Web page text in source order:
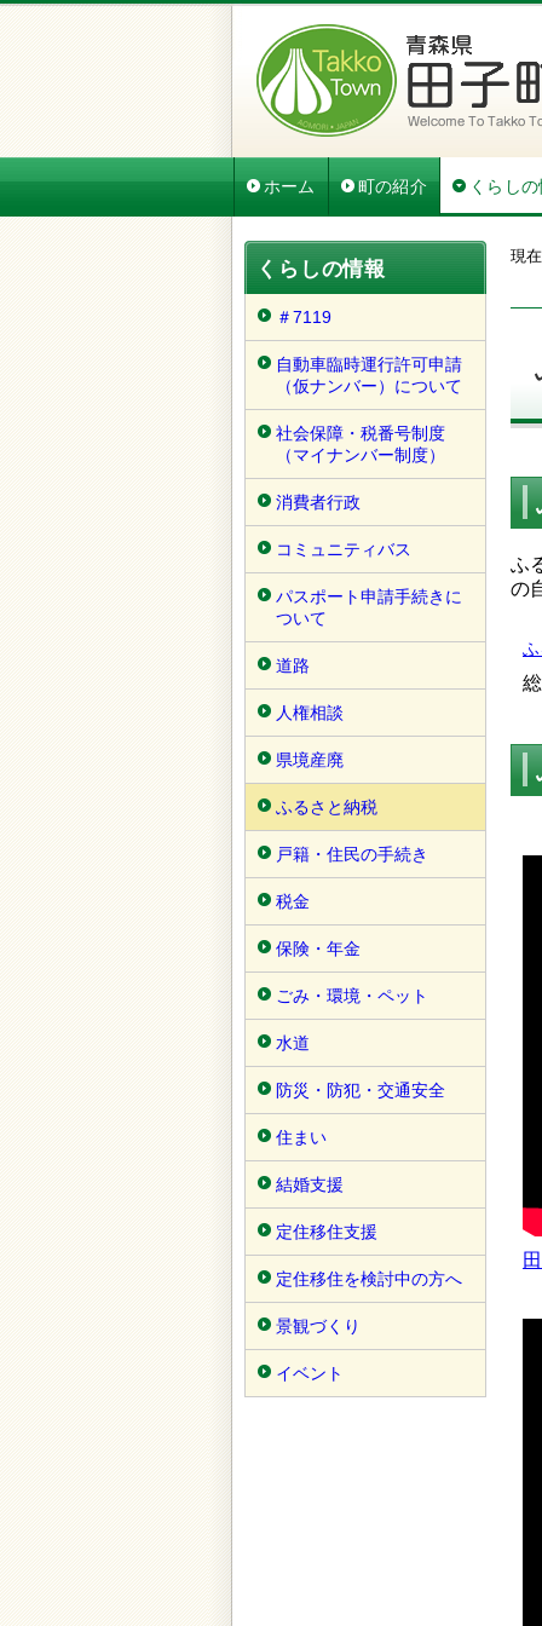
ホーム 町の紹介 くらし
くらしの情報
＃7119
自動車臨時運行許可申請
（仮ナンバー）について
社会保障・税番号制度
（マイナンバー制度）
消費者行政
コミュニティバス
パスポート申請手続きに
ついて
道路
人権相談
県境産廃
ふるさと納税
戸籍・住民の手続き
税金
保険・年金
ごみ・環境・ペット
水道
防災・防犯・交通安全
住まい
結婚支援
定住移住支援
定住移住を検討中の方へ
景観づくり
イベント
現
ふ
の